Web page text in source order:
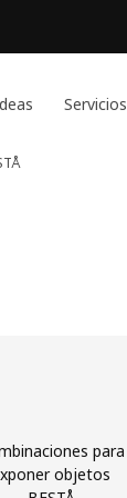
Servicios
para
objetos